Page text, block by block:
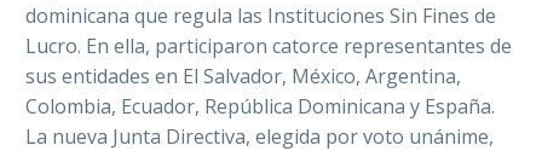
dominicana que regula las Instituciones Sin Fines de
Lucro. En ella, participaron catorce representantes de
sus entidades en El Salvador, México, Argentina,
Colombia, Ecuador, República Dominicana y España.
La nueva Junta Directiva, elegida por voto unánime,